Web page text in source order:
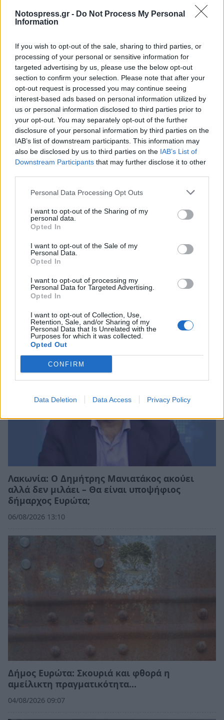
Notospress.gr - Do Not Process My Personal
Information
If you wish to opt-out of the sale, sharing to third parties, or
processing of your personal or sensitive information for
targeted advertising by us, please use the below opt-out
section to confirm your selection. Please note that after your
opt-out request is processed you may continue seeing
interest-based ads based on personal information utilized by
us or personal information disclosed to third parties prior to
your opt-out. You may separately opt-out of the further
disclosure of your personal information by third parties on the
IAB’s list of downstream participants. This information may
also be disclosed by us to third parties on the IAB’s List of
Downstream Participants that may further disclose it to other
Personal Data Processing Opt Outs
I want to opt-out of the Sharing of my
personal data.
Opted In
I want to opt-out of the Sale of my
Personal Data.
Opted In
I want to opt-out of processing my
Personal Data for Targeted Advertising.
Opted In
I want to opt-out of Collection, Use,
Retention, Sale, and/or Sharing of my
Personal Data that Is Unrelated with the
Purposes for which it was collected.
Opted Out
CONFIRM
Data Deletion Data Access Privacy Policy
Σχετικά Άρθρα
Ανδρεάκος: «Δεν με ενδιαφέρει το πολιτικό
κόστος αλλά να υπάρχει νερό σήμερα, αύριο
08/08/2026 08:38
Λακωνία: Ο Δημήτρης Μανιατάκος ακούει
αλλά δεν μιλάει – Θα είναι υποψήφιος
δήμαρχος Ευρώτα;
06/08/2026 13:10
Δήμος Ευρώτα: Σκουριά και φθορά η
αμείλικτη πραγματικότητα…
04/08/2026 09:07